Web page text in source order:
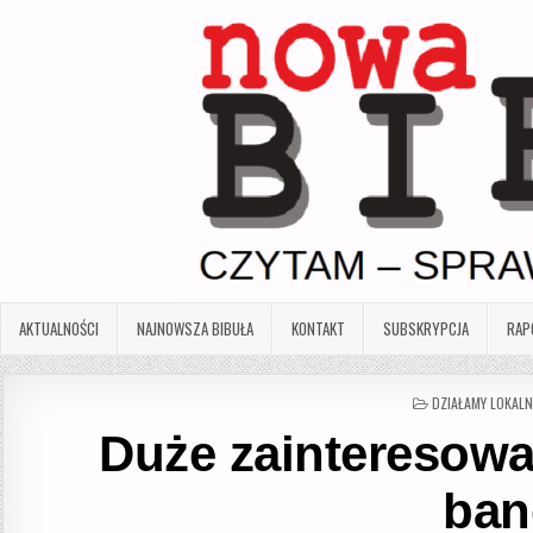
AKTUALNOŚCI NAJNOWSZA BIBUŁA KONTAKT SUBSKRYPCJA
POSTED
DZIAŁAMY
Duże